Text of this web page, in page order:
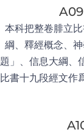
A09
本科把整卷腓立
綱、釋經概念、
題」、信息大綱、
比書十九段經文作